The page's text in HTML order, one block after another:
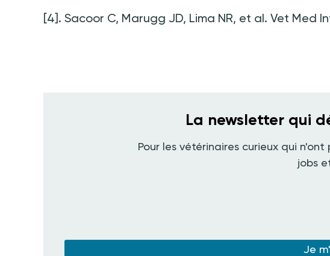
[4]. Sacoor C, Marugg JD, Lima NR, et al. Vet Med
La newsletter qui
Pour les vétérinaires curieux qui
jobs
Je